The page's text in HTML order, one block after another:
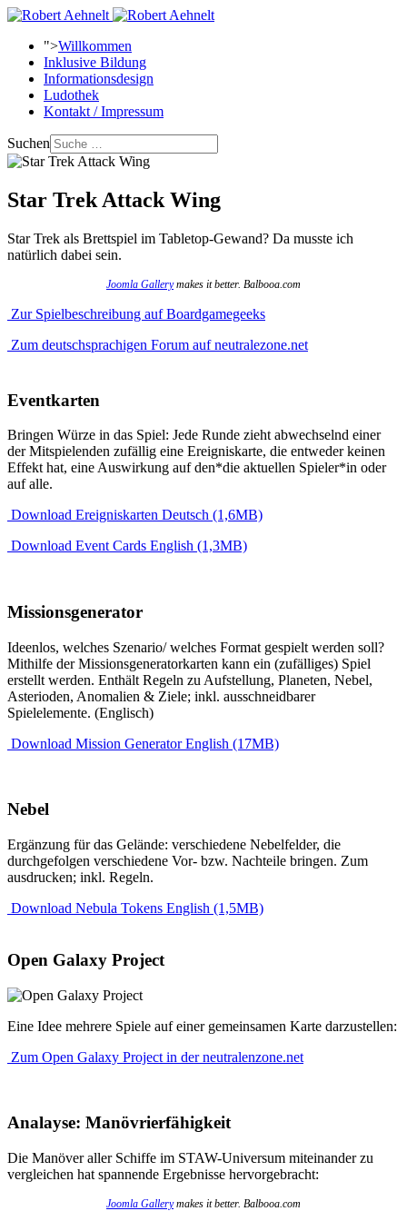
">Willkommen
Inklusive Bildung
Informationsdesign
Ludothek
Kontakt / Impressum
Suchen
Star Trek Attack Wing
Star Trek als Brettspiel im Tabletop-Gewand? Da musste ich
natürlich dabei sein.
Joomla Gallerymakes it better. Balbooa.com
Zur Spielbeschreibung auf Boardgamegeeks
Zum deutschsprachigen Forum auf neutralezone.net
Eventkarten
Bringen Würze in das Spiel: Jede Runde zieht abwechselnd einer
der Mitspielenden zufällig eine Ereigniskarte, die entweder keinen
Effekt hat, eine Auswirkung auf den*die aktuellen Spieler*in oder
auf alle.
Download Ereigniskarten Deutsch (1,6MB)
Download Event Cards English (1,3MB)
Missionsgenerator
Ideenlos, welches Szenario/ welches Format gespielt werden soll?
Mithilfe der Missionsgeneratorkarten kann ein (zufälliges) Spiel
erstellt werden. Enthält Regeln zu Aufstellung, Planeten, Nebel,
Asterioden, Anomalien & Ziele; inkl. ausschneidbarer
Spielelemente. (Englisch)
Download Mission Generator English (17MB)
Nebel
Ergänzung für das Gelände: verschiedene Nebelfelder, die
durchgefolgen verschiedene Vor- bzw. Nachteile bringen. Zum
ausdrucken; inkl. Regeln.
Download Nebula Tokens English (1,5MB)
Open Galaxy Project
Eine Idee mehrere Spiele auf einer gemeinsamen Karte darzustellen:
Zum Open Galaxy Project in der neutralenzone.net
Analayse: Manövrierfähigkeit
Die Manöver aller Schiffe im STAW-Universum miteinander zu
vergleichen hat spannende Ergebnisse hervorgebracht:
Joomla Gallerymakes it better. Balbooa.com